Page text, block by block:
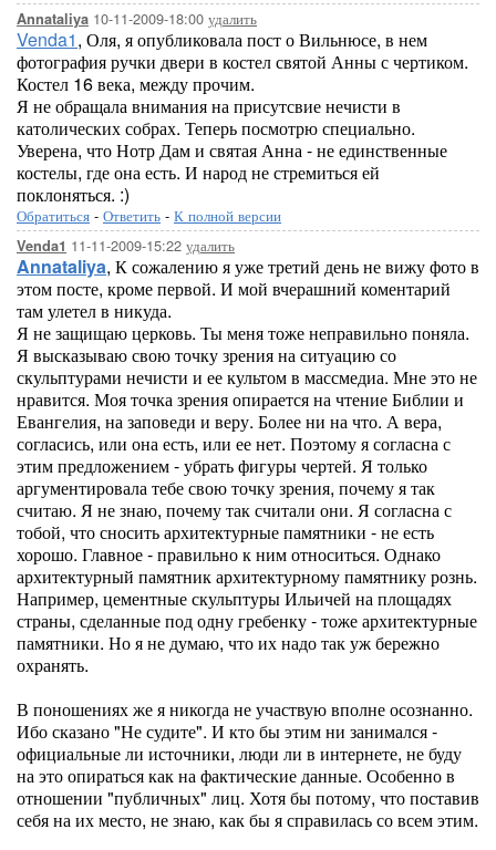
Annataliya 10-11-2009-18:00 удалить
Venda1, Оля, я опубликовала пост о Вильнюсе, в нем
фотография ручки двери в костел святой Анны с чертиком.
Костел 16 века, между прочим.
Я не обращала внимания на присутсвие нечисти в
католических собрах. Теперь посмотрю специально.
Уверена, что Нотр Дам и святая Анна - не единственные
костелы, где она есть. И народ не стремиться ей
поклоняться. :)
Обратиться - Ответить - К полной версии
Venda1 11-11-2009-15:22 удалить
Annataliya, К сожалению я уже третий день не вижу фото в
этом посте, кроме первой. И мой вчерашний коментарий
там улетел в никуда.
Я не защищаю церковь. Ты меня тоже неправильно поняла.
Я высказываю свою точку зрения на ситуацию со
скульптурами нечисти и ее культом в массмедиа. Мне это не
нравится. Моя точка зрения опирается на чтение Библии и
Евангелия, на заповеди и веру. Более ни на что. А вера,
согласись, или она есть, или ее нет. Поэтому я согласна с
этим предложением - убрать фигуры чертей. Я только
аргументировала тебе свою точку зрения, почему я так
считаю. Я не знаю, почему так считали они. Я согласна с
тобой, что сносить архитектурные памятники - не есть
хорошо. Главное - правильно к ним относиться. Однако
архитектурный памятник архитектурному памятнику рознь.
Например, цементные скульптуры Ильичей на площадях
страны, сделанные под одну гребенку - тоже архитектурные
памятники. Но я не думаю, что их надо так уж бережно
охранять.
В поношениях же я никогда не участвую вполне осознанно.
Ибо сказано "Не судите". И кто бы этим ни занимался -
официальные ли источники, люди ли в интернете, не буду
на это опираться как на фактические данные. Особенно в
отношении "публичных" лиц. Хотя бы потому, что поставив
себя на их место, не знаю, как бы я справилась со всем этим.